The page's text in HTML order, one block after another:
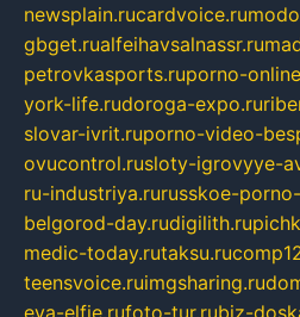
newsplain.rucardvoice.ru
gbget.rualfeihavsalnassr.ru
petrovkasports.ruporno-
york-life.rudoroga-expo.ru
slovar-ivrit.ruporno-video-
ovucontrol.rusloty-igrovyye-
ru-industriya.rurusskoe-
belgorod-day.rudigilith.ru
medic-today.rutaksu.ru
teensvoice.ruimgsharing.ru
eva-elfie.rufoto-tur.rubiz-